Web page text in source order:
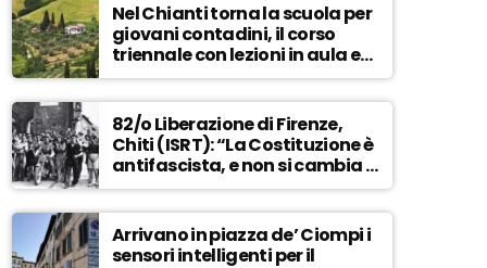
Nel Chianti torna la scuola per
giovani contadini, il corso
triennale con lezioni in aula e
tra i campi – ASCOLTA
82/o Liberazione di Firenze,
Chiti (ISRT): “La Costituzione è
antifascista, e non si cambia a
maggioranza” – ASCOLTA
Arrivano in piazza de’ Ciompi i
sensori intelligenti per il